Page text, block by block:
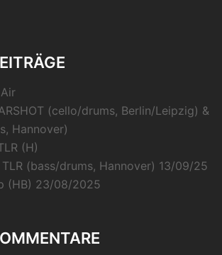
(cello/drums, Berlin/Leipzig) &
Hannover)
(H)
(bass/drums, Hannover) 13/09/25
(HB) 23/08/2025